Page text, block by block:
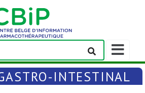
Afficher/
la
barre
de
navigation
INTESTINAL